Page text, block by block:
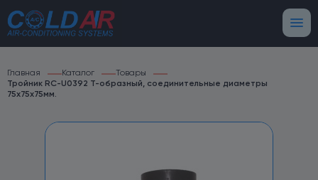
Главная Каталог
Товары
Тройник RC-U0392 T-образный, соединительные диаметры
75х75х75мм.